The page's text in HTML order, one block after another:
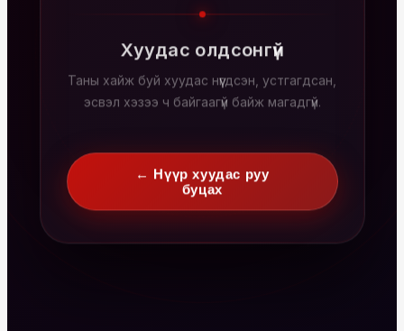
Хуудас олдсонгүй
Таны хайж буй хуудас нүүгдсэн, устгагдсан,
эсвэл хэзээ ч байгаагүй байж магадгүй.
← Нүүр хуудас руу
буцах